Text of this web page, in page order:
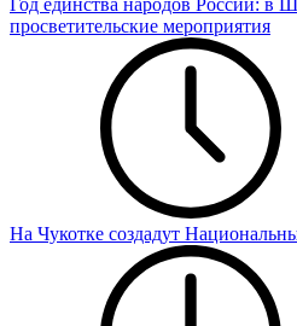
просветительские мероприятия
На Чукотке создадут